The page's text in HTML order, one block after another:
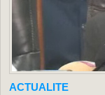
ACTUALITE